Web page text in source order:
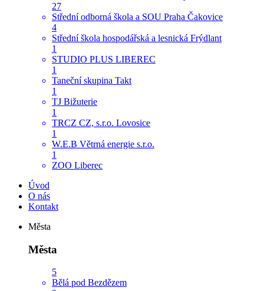
27
Střední odborná škola a SOU Praha Čakovice
4
Střední škola hospodářská a lesnická Frýdlant
1
STUDIO PLUS LIBEREC
1
Taneční skupina Takt
1
TJ Bižuterie
1
TRCZ CZ, s.r.o. Lovosice
1
W.E.B Větrná energie s.r.o.
1
ZOO Liberec
Úvod
O nás
Kontakt
Města
Města
5
Bělá pod Bezdězem